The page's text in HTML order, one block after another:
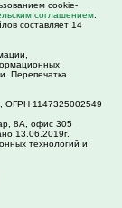
cookie-
соглашением
составляет 14
Перепечатка
1147325002549
8А, офис 305
13.06.2019г.
технологий и